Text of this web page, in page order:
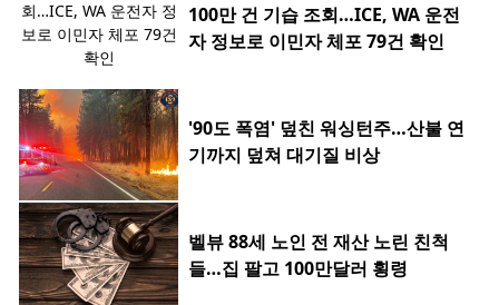
100만 건 기습 조회…ICE, WA 운전
자 정보로 이민자 체포 79건 확인
'90도 폭염' 덮친 워싱턴주…산불 연
기까지 덮쳐 대기질 비상
벨뷰 88세 노인 전 재산 노린 친척
들…집 팔고 100만달러 횡령